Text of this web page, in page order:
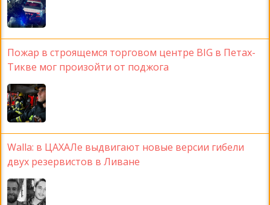
Пожар в строящемся торговом центре BIG в Петах-
Тикве мог произойти от поджога
Walla: в ЦАХАЛе выдвигают новые версии гибели
двух резервистов в Ливане